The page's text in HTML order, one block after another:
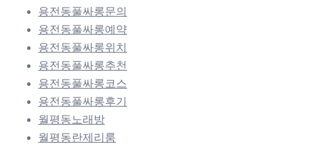
용전동풀싸롱문의
용전동풀싸롱예약
용전동풀싸롱위치
용전동풀싸롱추천
용전동풀싸롱코스
용전동풀싸롱후기
월평동노래방
월평동란제리룸